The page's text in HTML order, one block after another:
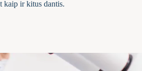
kaip ir kitus dantis.